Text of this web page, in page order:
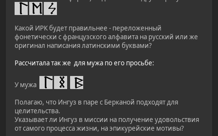
Какой ИРК будет правильнее - переложенный
фонетически с французского алфавита на русский или же
оригинал написания латинскими буквами?
Рассчитала так же для мужа по его просьбе:
У мужа
Полагаю, что Ингуз в паре с Берканой подходят для
целительства.
Указывает ли Ингуз в миссии на получение удовольствия
от самого процесса жизни, на эпикурейские мотивы?